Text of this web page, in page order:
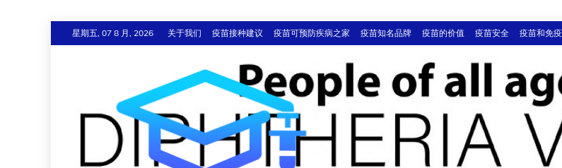
至
星期五, 07 8 月, 2026 关于我们 疫苗接种建议 疫苗可预防疾病之家 疫苗知名品牌 疫苗的价值 疫苗安全 疫苗和免疫